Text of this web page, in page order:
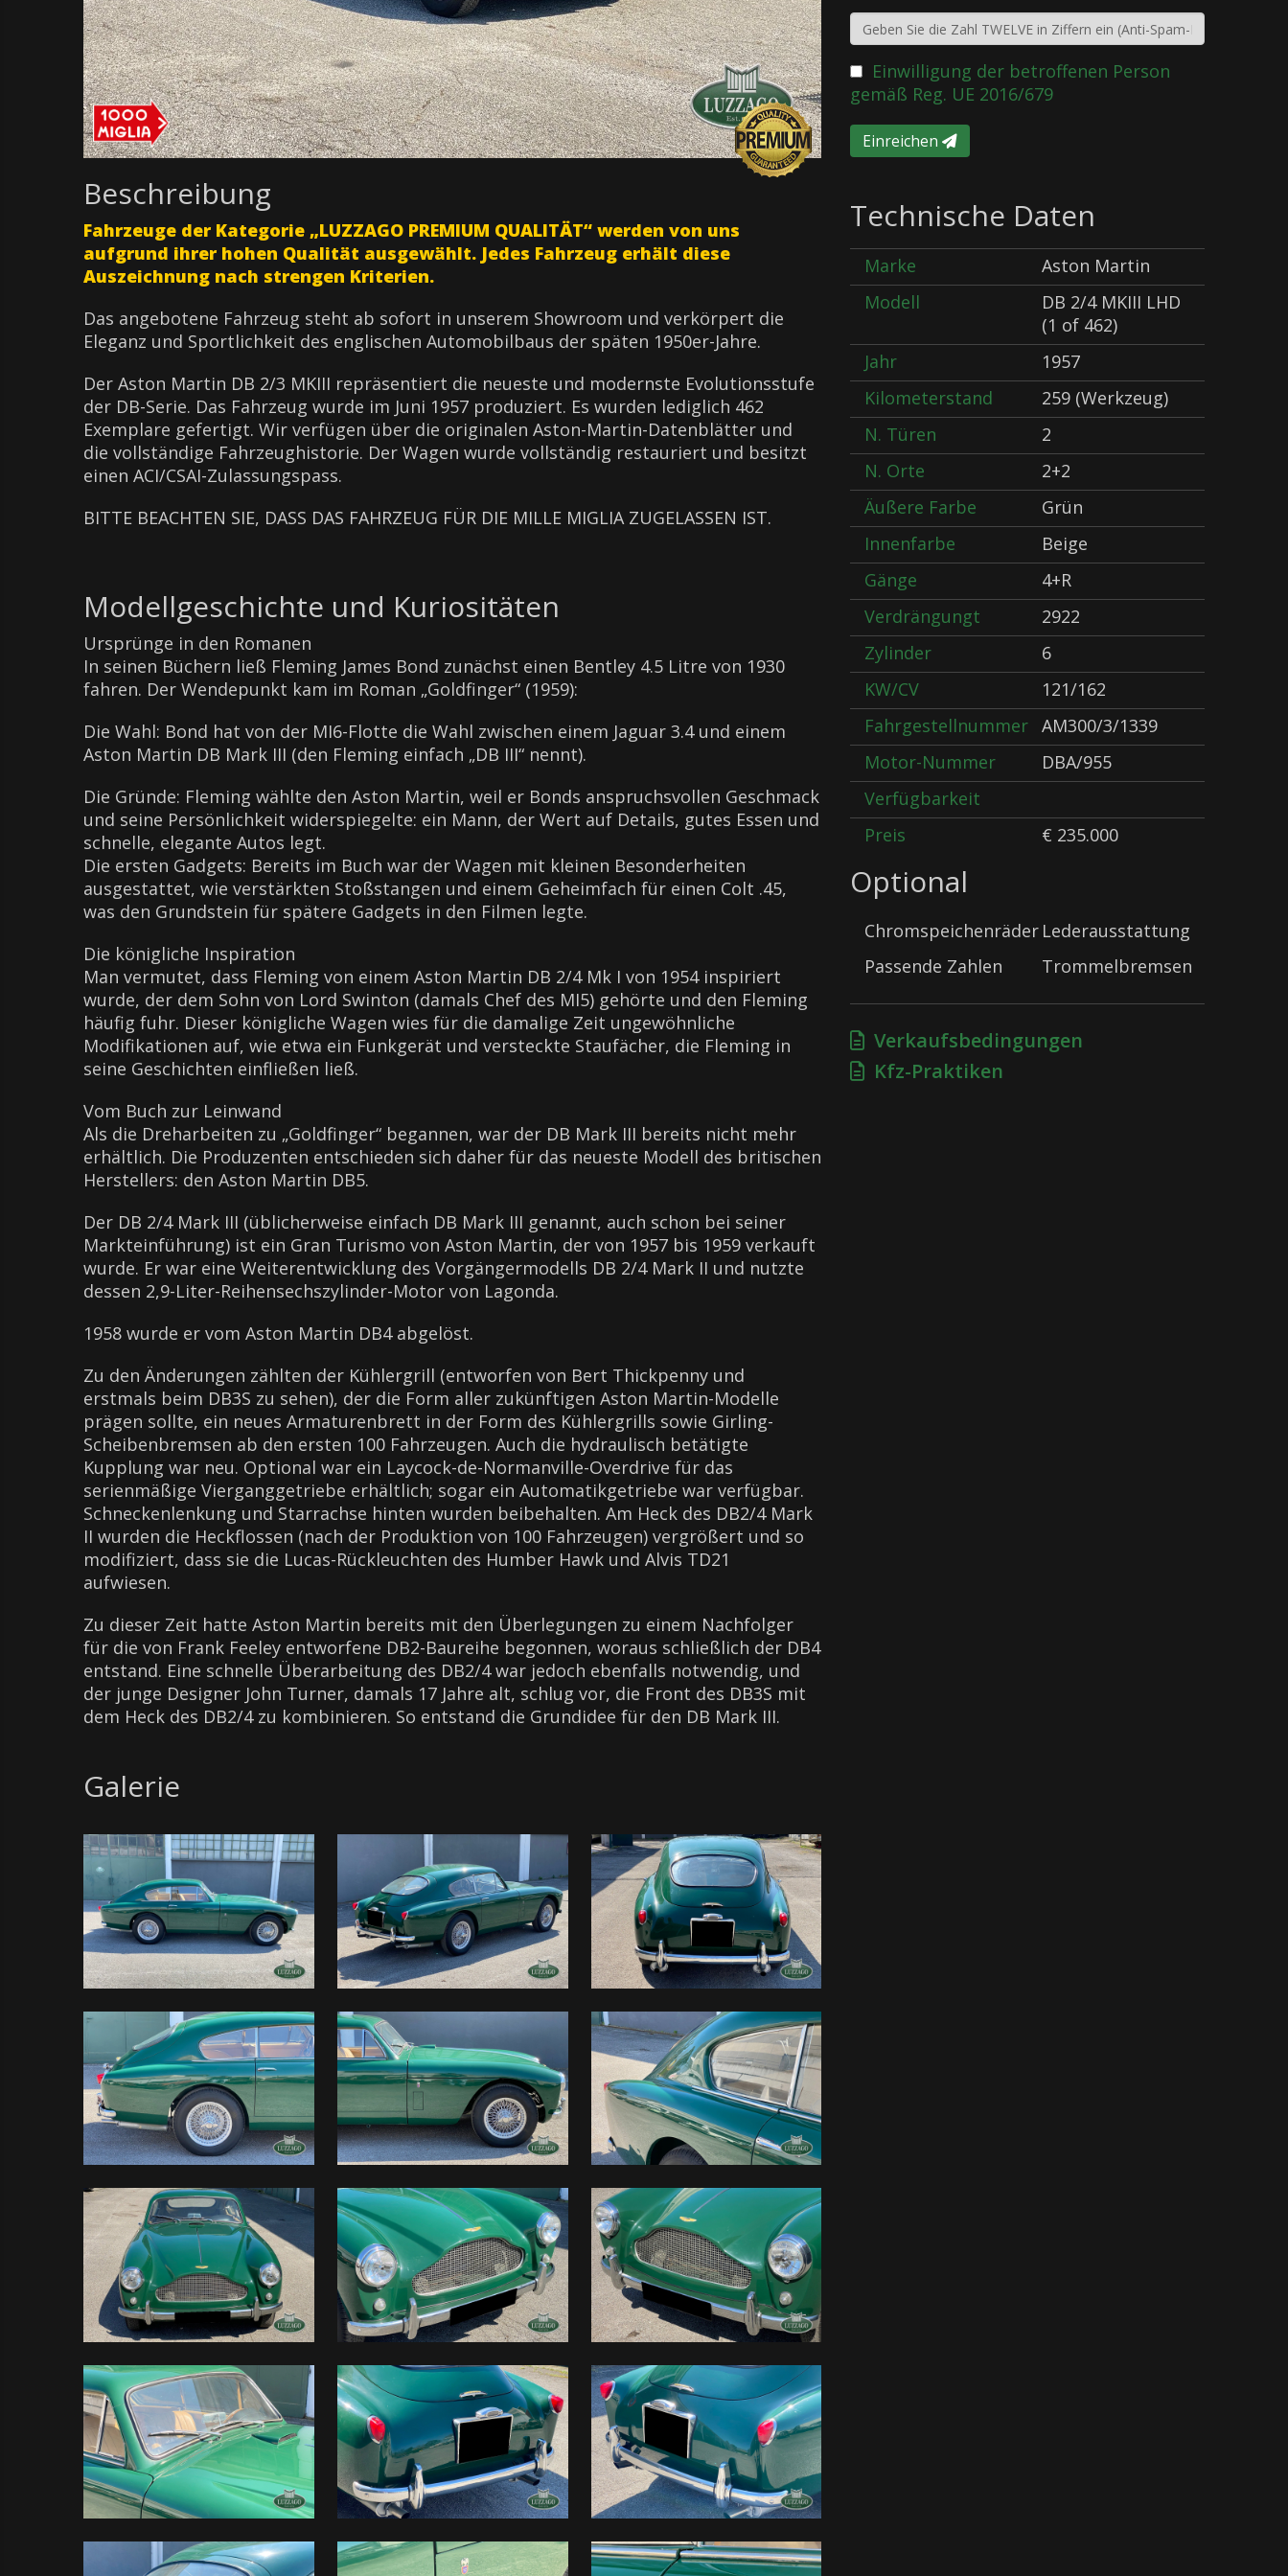
Beschreibung
Fahrzeuge der Kategorie „LUZZAGO PREMIUM QUALITÄT“ werden von uns
aufgrund ihrer hohen Qualität ausgewählt. Jedes Fahrzeug erhält diese
Auszeichnung nach strengen Kriterien.
Das angebotene Fahrzeug steht ab sofort in unserem Showroom und verkörpert die
Eleganz und Sportlichkeit des englischen Automobilbaus der späten 1950er-Jahre.
Der Aston Martin DB 2/3 MKIII repräsentiert die neueste und modernste Evolutionsstufe
der DB-Serie. Das Fahrzeug wurde im Juni 1957 produziert. Es wurden lediglich 462
Exemplare gefertigt. Wir verfügen über die originalen Aston-Martin-Datenblätter und
die vollständige Fahrzeughistorie. Der Wagen wurde vollständig restauriert und besitzt
einen ACI/CSAI-Zulassungspass.
BITTE BEACHTEN SIE, DASS DAS FAHRZEUG FÜR DIE MILLE MIGLIA ZUGELASSEN IST.
Modellgeschichte und Kuriositäten
Ursprünge in den Romanen
In seinen Büchern ließ Fleming James Bond zunächst einen Bentley 4.5 Litre von 1930
fahren. Der Wendepunkt kam im Roman „Goldfinger“ (1959):
Die Wahl: Bond hat von der MI6-Flotte die Wahl zwischen einem Jaguar 3.4 und einem
Aston Martin DB Mark III (den Fleming einfach „DB III“ nennt).
Die Gründe: Fleming wählte den Aston Martin, weil er Bonds anspruchsvollen Geschmack
und seine Persönlichkeit widerspiegelte: ein Mann, der Wert auf Details, gutes Essen und
schnelle, elegante Autos legt.
Die ersten Gadgets: Bereits im Buch war der Wagen mit kleinen Besonderheiten
ausgestattet, wie verstärkten Stoßstangen und einem Geheimfach für einen Colt .45,
was den Grundstein für spätere Gadgets in den Filmen legte.
Die königliche Inspiration
Man vermutet, dass Fleming von einem Aston Martin DB 2/4 Mk I von 1954 inspiriert
wurde, der dem Sohn von Lord Swinton (damals Chef des MI5) gehörte und den Fleming
häufig fuhr. Dieser königliche Wagen wies für die damalige Zeit ungewöhnliche
Modifikationen auf, wie etwa ein Funkgerät und versteckte Staufächer, die Fleming in
seine Geschichten einfließen ließ.
Vom Buch zur Leinwand
Als die Dreharbeiten zu „Goldfinger“ begannen, war der DB Mark III bereits nicht mehr
erhältlich. Die Produzenten entschieden sich daher für das neueste Modell des britischen
Herstellers: den Aston Martin DB5.
Der DB 2/4 Mark III (üblicherweise einfach DB Mark III genannt, auch schon bei seiner
Markteinführung) ist ein Gran Turismo von Aston Martin, der von 1957 bis 1959 verkauft
wurde. Er war eine Weiterentwicklung des Vorgängermodells DB 2/4 Mark II und nutzte
dessen 2,9-Liter-Reihensechszylinder-Motor von Lagonda.
1958 wurde er vom Aston Martin DB4 abgelöst.
Zu den Änderungen zählten der Kühlergrill (entworfen von Bert Thickpenny und
erstmals beim DB3S zu sehen), der die Form aller zukünftigen Aston Martin-Modelle
prägen sollte, ein neues Armaturenbrett in der Form des Kühlergrills sowie Girling-
Scheibenbremsen ab den ersten 100 Fahrzeugen. Auch die hydraulisch betätigte
Kupplung war neu. Optional war ein Laycock-de-Normanville-Overdrive für das
serienmäßige Vierganggetriebe erhältlich; sogar ein Automatikgetriebe war verfügbar.
Schneckenlenkung und Starrachse hinten wurden beibehalten. Am Heck des DB2/4 Mark
II wurden die Heckflossen (nach der Produktion von 100 Fahrzeugen) vergrößert und so
modifiziert, dass sie die Lucas-Rückleuchten des Humber Hawk und Alvis TD21
aufwiesen.
Zu dieser Zeit hatte Aston Martin bereits mit den Überlegungen zu einem Nachfolger
für die von Frank Feeley entworfene DB2-Baureihe begonnen, woraus schließlich der DB4
entstand. Eine schnelle Überarbeitung des DB2/4 war jedoch ebenfalls notwendig, und
der junge Designer John Turner, damals 17 Jahre alt, schlug vor, die Front des DB3S mit
dem Heck des DB2/4 zu kombinieren. So entstand die Grundidee für den DB Mark III.
Galerie
Einwilligung der betroffenen Person
gemäß Reg. UE 2016/679
Einreichen
Technische Daten
Marke
Aston Martin
Modell
DB 2/4 MKIII LHD
(1 of 462)
Jahr
1957
Kilometerstand
259 (Werkzeug)
N. Türen
2
N. Orte
2+2
Äußere Farbe
Grün
Innenfarbe
Beige
Gänge
4+R
Verdrängungt
2922
Zylinder
6
KW/CV
121/162
Fahrgestellnummer AM300/3/1339
Motor-Nummer
DBA/955
Verfügbarkeit
Preis
€ 235.000
Optional
Chromspeichenräder Lederausstattung
Passende Zahlen
Trommelbremsen
Verkaufsbedingungen
Kfz-Praktiken